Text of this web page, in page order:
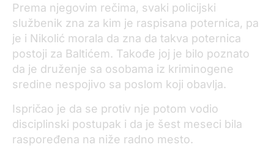
Prema njegovim rečima, svaki policijski
službenik zna za kim je raspisana poternica, pa
je i Nikolić morala da zna da takva poternica
postoji za Baltićem. Takođe joj je bilo poznato
da je druženje sa osobama iz kriminogene
sredine nespojivo sa poslom koji obavlja.
Ispričao je da se protiv nje potom vodio
disciplinski postupak i da je šest meseci bila
raspoređena na niže radno mesto.